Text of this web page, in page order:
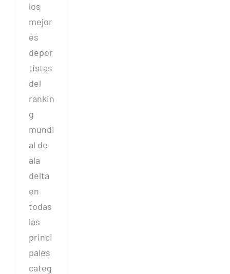
los
mejor
es
depor
tistas
del
rankin
g
mundi
al de
ala
delta
en
todas
las
princi
pales
categ